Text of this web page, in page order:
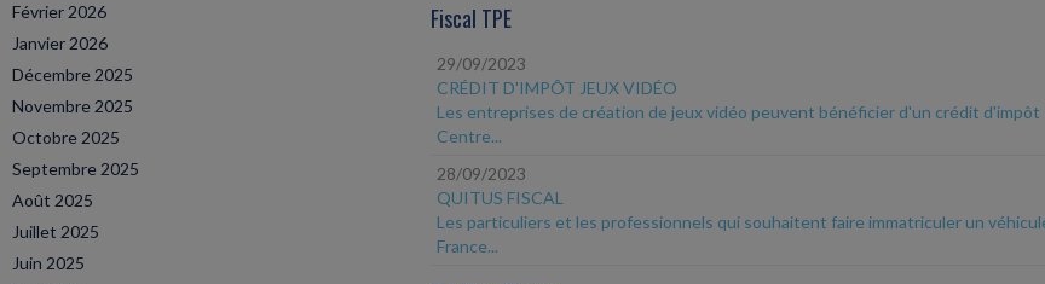
Février 2026
Janvier 2026
Décembre 2025
Novembre 2025
Octobre 2025
Septembre 2025
Août 2025
Juillet 2025
Juin 2025
Fiscal TPE
29/09/2023
CRÉDIT D'IMPÔT JEUX VIDÉO
Les entreprises de création de jeux vidéo peuvent bénéficier d'un crédit
Centre...
28/09/2023
QUITUS FISCAL
Les particuliers et les professionnels qui souhaitent faire immatriculer un
France...